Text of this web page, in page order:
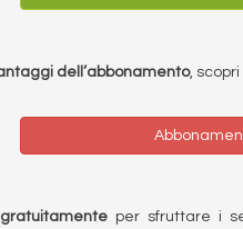
dell’abbonamento,
per sfruttare i